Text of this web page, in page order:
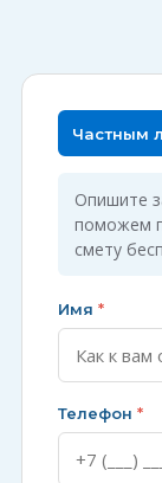
Частным
Опишите
поможем
смету
Имя *
Телефон *